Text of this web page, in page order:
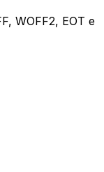
WOFF2, EOT e